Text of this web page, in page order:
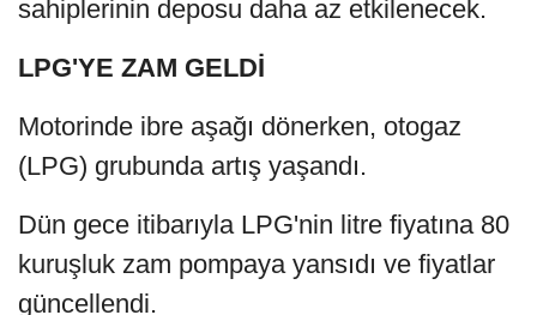
sahiplerinin deposu daha az etkilenecek.
LPG'YE ZAM GELDİ
Motorinde ibre aşağı dönerken, otogaz
(LPG) grubunda artış yaşandı.
Dün gece itibarıyla LPG'nin litre fiyatına 80
kuruşluk zam pompaya yansıdı ve fiyatlar
güncellendi.